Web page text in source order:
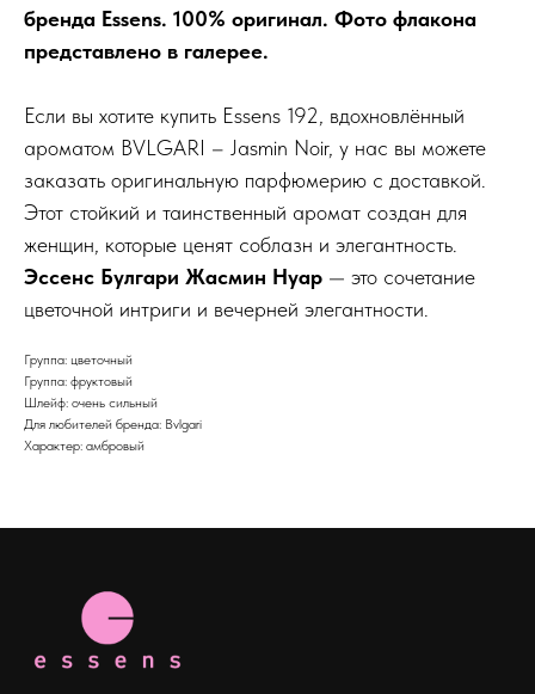
бренда Essens. 100% оригинал. Фото флакона
представлено в галерее.
Если вы хотите купить Essens 192, вдохновлённый
ароматом BVLGARI – Jasmin Noir, у нас вы можете
заказать оригинальную парфюмерию с доставкой.
Этот стойкий и таинственный аромат создан для
женщин, которые ценят соблазн и элегантность.
Эссенс Булгари Жасмин Нуар — это сочетание
цветочной интриги и вечерней элегантности.
Группа: цветочный
Группа: фруктовый
Шлейф: очень сильный
Для любителей бренда: Bvlgari
Характер: амбровый